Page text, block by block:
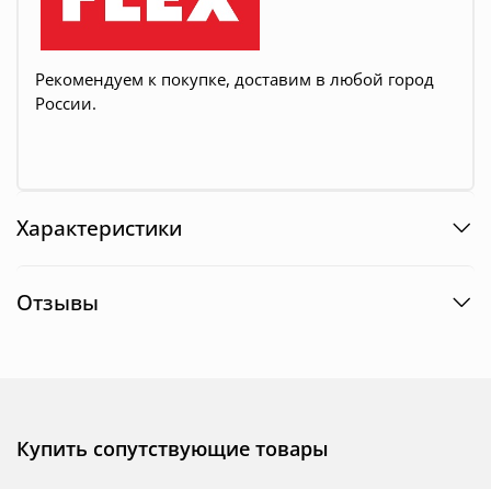
Рекомендуем к покупке, доставим в любой город
России.
Характеристики
Отзывы
Купить сопутствующие товары